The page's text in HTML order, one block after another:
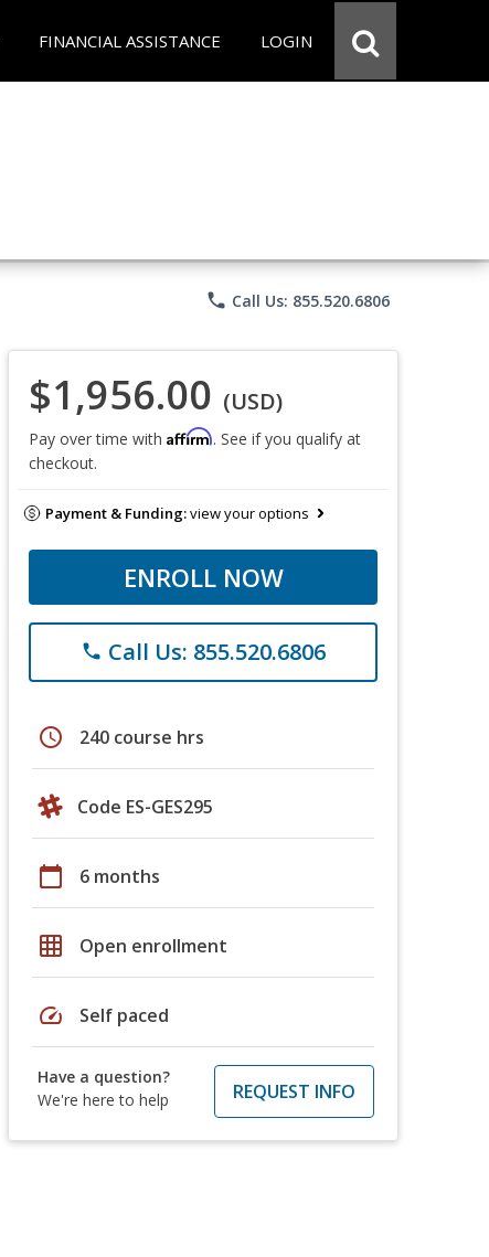
FINANCIAL ASSISTANCE LOGIN
phone Call Us: 855.520.6806
$1,956.00 (USD)
Pay over time with Affirm. See if you qualify at
checkout.
Payment & Funding:view your options
ENROLL NOW
phone Call Us: 855.520.6806
schedule 240 course hrs
Code ES-GES295
calendar_today 6 months
grid_on Open enrollment
speed Self paced
Have a question?
We're here to help
REQUEST INFO